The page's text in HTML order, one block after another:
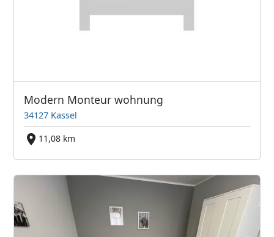
Modern Monteur wohnung
34127 Kassel
11,08 km